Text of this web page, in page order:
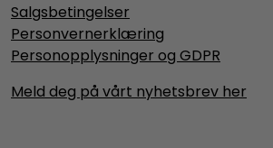
Salgsbetingelser
Personvernerklæring
Personopplysninger og GDPR
Meld deg på vårt nyhetsbrev her